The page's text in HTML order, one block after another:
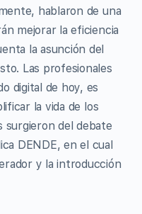
hablaron de una
mejorar la eficiencia
la asunción del
Las profesionales
digital de hoy, es
la vida de los
surgieron del debate
DENDE, en el cual
y la introducción